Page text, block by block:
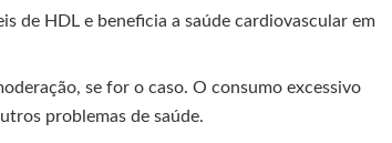
de HDL e beneficia a saúde cardiovascular em
se for o caso. O consumo excessivo
problemas de saúde.